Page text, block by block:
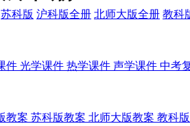
苏科版 沪科版全册 北师大版全册 教科
件 光学课件 热学课件 声学课件 中考
教案 苏科版教案 北师大版教案 教科